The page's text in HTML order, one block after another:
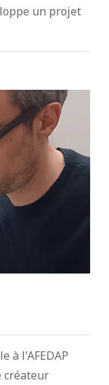
un projet
à l'AFEDAP
créateur